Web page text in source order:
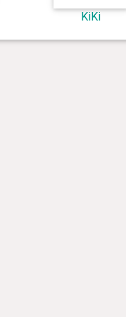
KiKi